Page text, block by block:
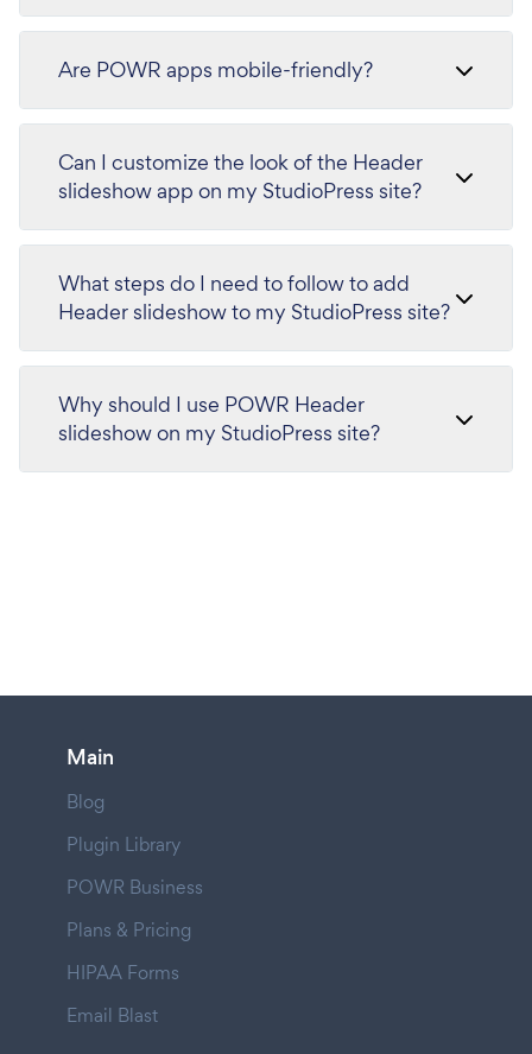
Are POWR apps mobile-friendly?
Can I customize the look of the Header
slideshow app on my StudioPress site?
What steps do I need to follow to add
Header slideshow to my StudioPress site?
Why should I use POWR Header
slideshow on my StudioPress site?
Main
Blog
Plugin Library
POWR Business
Plans & Pricing
HIPAA Forms
Email Blast